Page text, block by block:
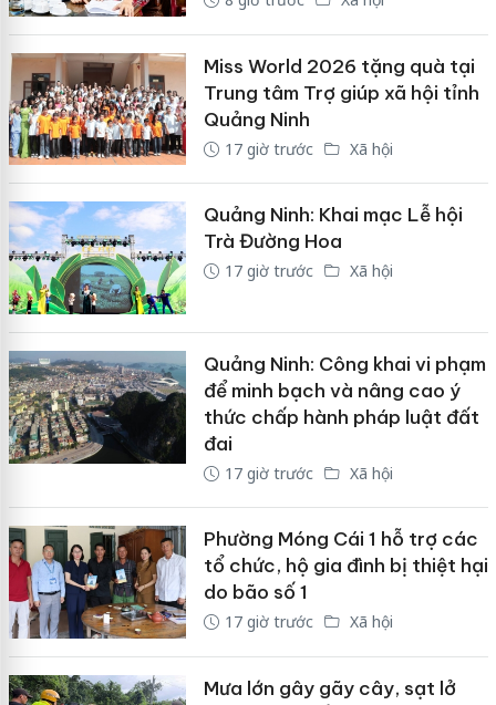
Miss World 2026 tặng quà tại
Trung tâm Trợ giúp xã hội tỉnh
Quảng Ninh
17 giờ trước Xã hội
Quảng Ninh: Khai mạc Lễ hội
Trà Đường Hoa
17 giờ trước Xã hội
Quảng Ninh: Công khai vi phạm
để minh bạch và nâng cao ý
thức chấp hành pháp luật đất
đai
17 giờ trước Xã hội
Phường Móng Cái 1 hỗ trợ các
tổ chức, hộ gia đình bị thiệt hại
do bão số 1
17 giờ trước Xã hội
Mưa lớn gây gãy cây, sạt lở